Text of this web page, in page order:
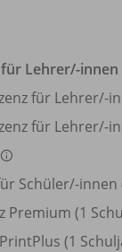
für Lehrer/-innen
für Lehrer/-
für Lehrer/-
Schüler/-innen
Premium (1
(1